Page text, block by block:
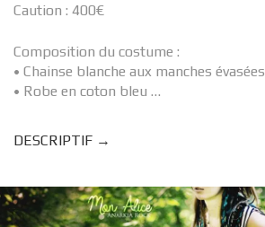
Caution : 400€
Composition du costume :
• Chainse blanche aux manches évasées
• Robe en coton bleu …
DESCRIPTIF →